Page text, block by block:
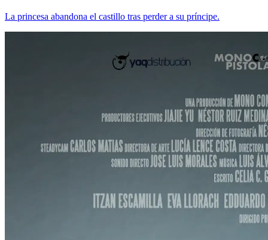
La princesa abandona el castillo tras perder a su príncipe.